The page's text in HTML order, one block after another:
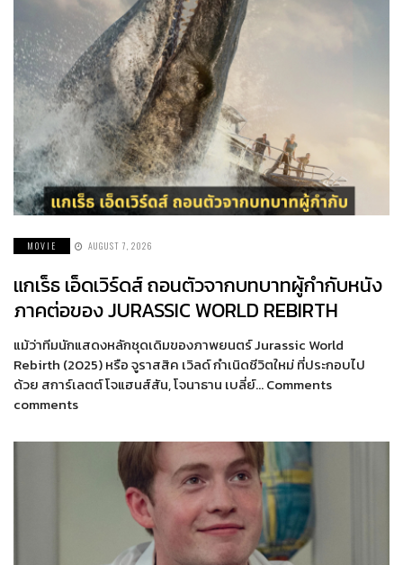
MOVIE AUGUST 7, 2026
แกเร็ธ เอ็ดเวิร์ดส์ ถอนตัวจากบทบาทผู้กำกับหนัง
ภาคต่อของ JURASSIC WORLD REBIRTH
แม้ว่าทีมนักแสดงหลักชุดเดิมของภาพยนตร์ Jurassic World
Rebirth (2025) หรือ จูราสสิค เวิลด์ กำเนิดชีวิตใหม่ ที่ประกอบไป
ด้วย สการ์เลตต์ โจแฮนส์สัน, โจนาธาน เบลี่ย์… Comments
comments